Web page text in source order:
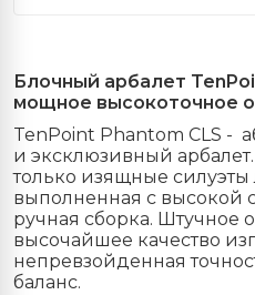
Блочный арбалет
мощное высокоточное
TenPoint Phantom CLS -
и эксклюзивный
только изящные силуэты
выполненная с высокой
ручная сборка. Штучное
высочайшее качество
непревзойденная
баланс.